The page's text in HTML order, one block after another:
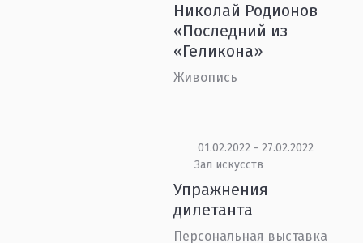
Николай Родионов
«Последний из
«Геликона»
Живопись
01.02.2022 - 27.02.2022
Зал искусств
Упражнения
дилетанта
Персональная выставка